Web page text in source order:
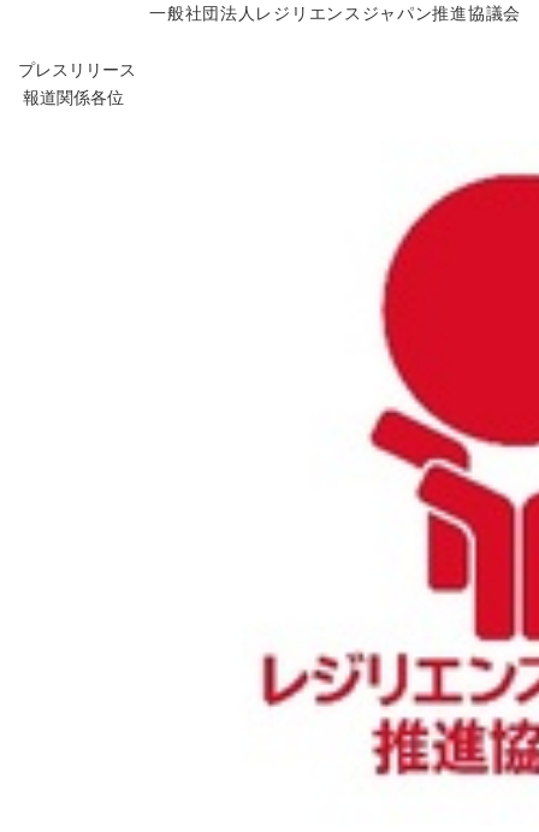
一般社団法人レジリエンスジャパン推進協議会
プレスリリース
報道関係各位